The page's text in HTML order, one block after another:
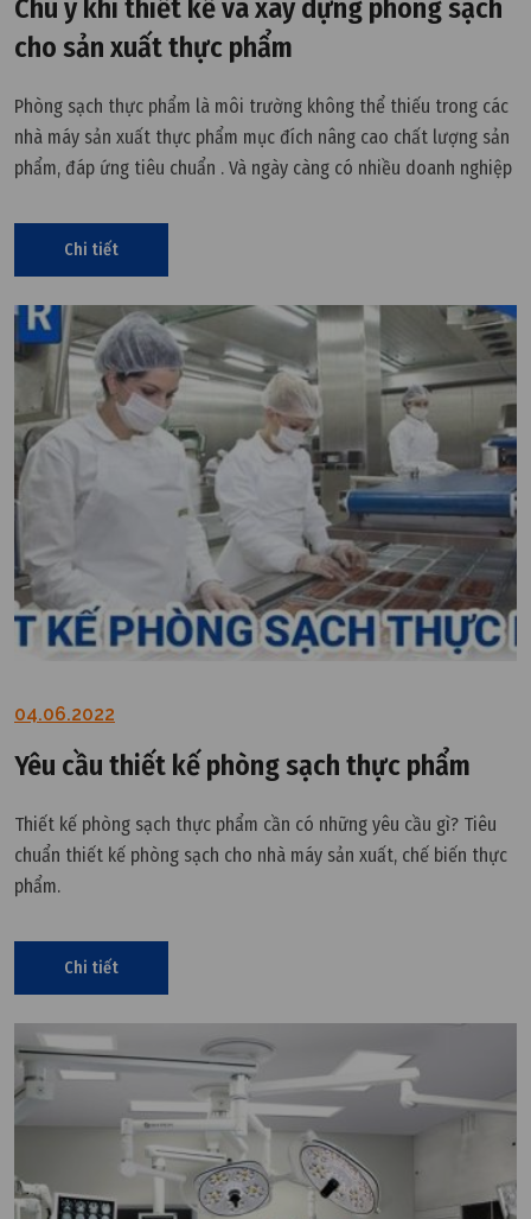
Chú ý khi thiết kế và xây dựng phòng sạch
cho sản xuất thực phẩm
Phòng sạch thực phẩm là môi trường không thể thiếu trong các
nhà máy sản xuất thực phẩm mục đích nâng cao chất lượng sản
phẩm, đáp ứng tiêu chuẩn . Và ngày càng có nhiều doanh nghiệp
mình.
Chi tiết
04.06.2022
Yêu cầu thiết kế phòng sạch thực phẩm
Thiết kế phòng sạch thực phẩm cần có những yêu cầu gì? Tiêu
chuẩn thiết kế phòng sạch cho nhà máy sản xuất, chế biến thực
phẩm.
Chi tiết